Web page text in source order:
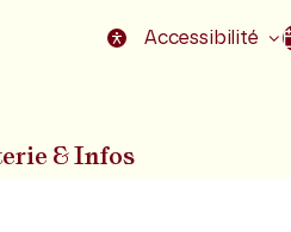
la page Accessibilité
& Infos